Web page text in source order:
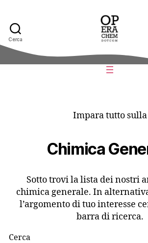
Cerca
Impara tutto sulla
Chimica
Sotto trovi la lista dei nostri
chimica generale. In
l’argomento di tuo interesse
barra di ricerca.
Cerca